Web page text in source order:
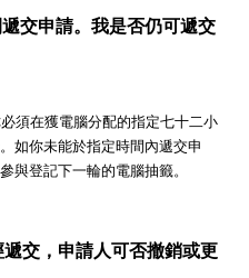
交申請。我是否仍可遞交
須在獲電腦分配的指定七十二小
如你未能於指定時間內遞交申
與登記下一輪的電腦抽籤。
遞交，申請人可否撤銷或更